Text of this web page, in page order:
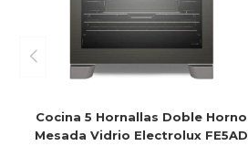
Cocina 5 Hornallas Doble Horno
Mesada Vidrio Electrolux FE5AD